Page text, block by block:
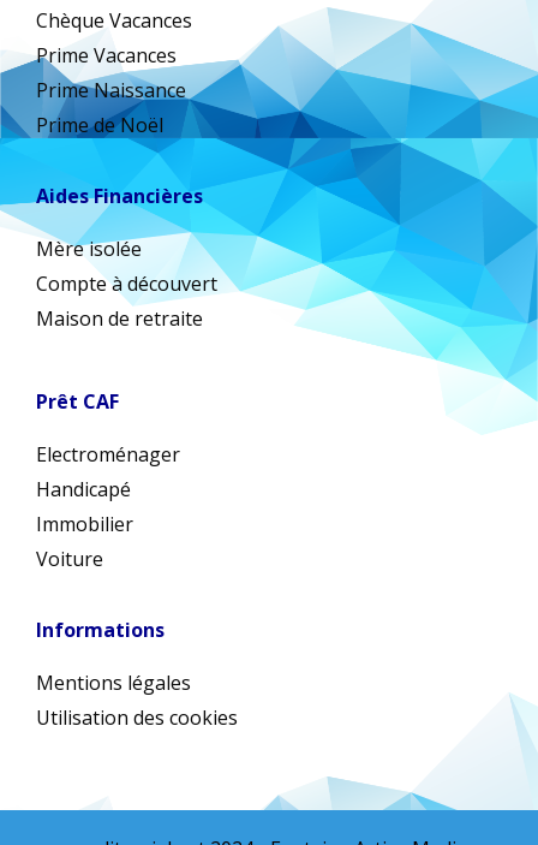
Chèque Vacances
Prime Vacances
Prime Naissance
Prime de Noël
Aides Financières
Mère isolée
Compte à découvert
Maison de retraite
Prêt CAF
Electroménager
Handicapé
Immobilier
Voiture
Informations
Mentions légales
Utilisation des cookies